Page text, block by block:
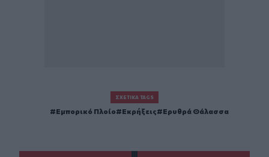
ΣΧΕΤΙΚΆ TAGS
Εμπορικό Πλοίο Εκρήξεις Ερυθρά Θάλασσα